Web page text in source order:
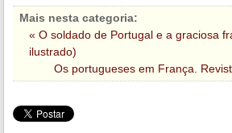
Mais nesta categoria:
« O soldado de Portugal e a graciosa
ilustrado)
Os portugueses em França.